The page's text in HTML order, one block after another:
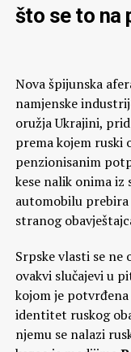
što se to na
Nova špijunska
namjenske
oružja Ukrajini,
prema kojem ruski
penzionisanim
kese nalik onima
automobilu prebira
stranog
Srpske vlasti se
ovakvi slučajevi u
kojom je
identitet ruskog
njemu se nalazi